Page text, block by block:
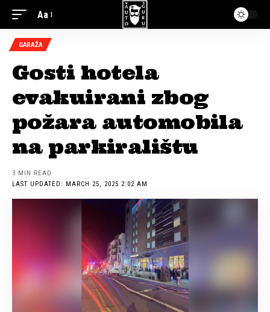
Aa
GARAŽA
Gosti hotela
evakuirani zbog
požara automobila
na parkiralištu
LAST UPDATED: MARCH 25, 2025 2:02 AM
3 MIN READ